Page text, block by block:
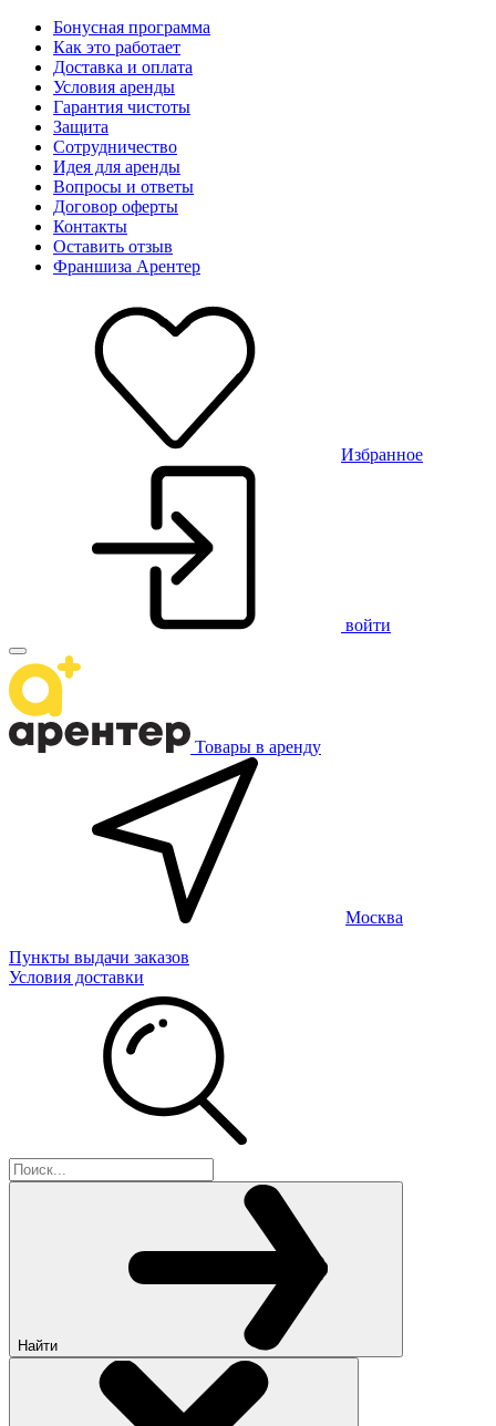
Бонусная программа
Как это работает
Доставка и оплата
Условия аренды
Гарантия чистоты
Защита
Сотрудничество
Идея для аренды
Вопросы и ответы
Договор оферты
Контакты
Оставить отзыв
Франшиза Арентер
Избранное
войти
Товары в аренду
Москва
Пункты выдачи заказов
Условия доставки
Найти